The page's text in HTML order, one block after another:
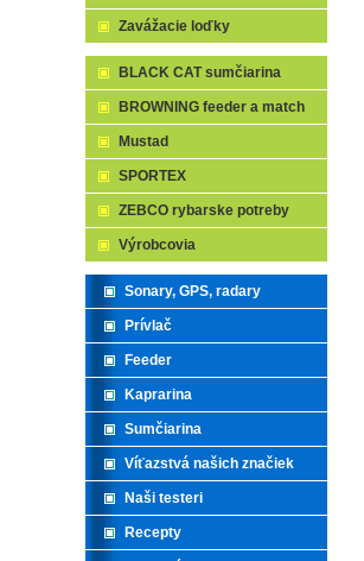
Zavážacie loďky
BLACK CAT sumčiarina
BROWNING feeder a match
Mustad
SPORTEX
ZEBCO rybarske potreby
Výrobcovia
Sonary, GPS, radary
Prívlač
Feeder
Kaprarina
Sumčiarina
Víťazstvá našich značiek
Naši testeri
Recepty